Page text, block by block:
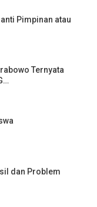
Pimpinan atau
Ternyata
dan Problem